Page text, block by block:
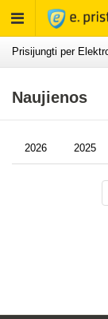
Rodyti
meniu
Prisijungti per
Naujienos
2026 2025